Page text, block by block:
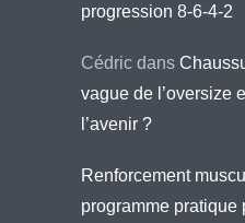
progression 8-6-4-2
Cédric dans
vague de l’oversize
l’avenir ?
Renforcement
programme pratique